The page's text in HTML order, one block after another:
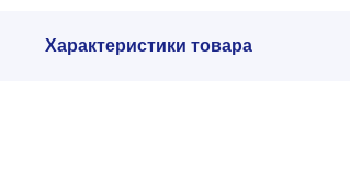
Характеристики товара